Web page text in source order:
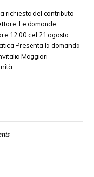
richiesta del contributo
Le domande
12.00 del 21 agosto
Presenta la domanda
Maggiori